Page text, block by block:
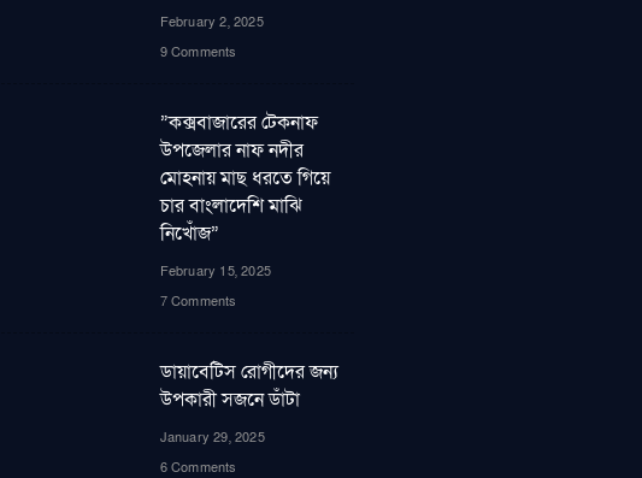
February 2, 2025
9 Comments
”কক্সবাজারের টেকনাফ
উপজেলার নাফ নদীর
মোহনায় মাছ ধরতে গিয়ে
চার বাংলাদেশি মাঝি
নিখোঁজ”
February 15, 2025
7 Comments
ডায়াবেটিস রোগীদের জন্য
উপকারী সজনে ডাঁটা
January 29, 2025
6 Comments